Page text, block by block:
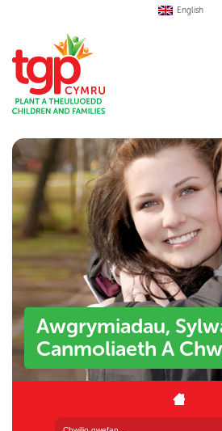
English
Awgrymiadau,
Canmoliaeth A